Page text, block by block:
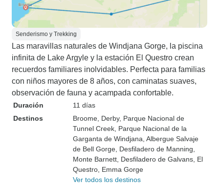
Senderismo y Trekking
Las maravillas naturales de Windjana Gorge, la piscina
infinita de Lake Argyle y la estación El Questro crean
recuerdos familiares inolvidables. Perfecta para familias
con niños mayores de 8 años, con caminatas suaves,
observación de fauna y acampada confortable.
Duración
11 días
Destinos
Broome , Derby, Parque Nacional de
Tunnel Creek , Parque Nacional de la
Garganta de Windjana , Albergue Salvaje
de Bell Gorge , Desfiladero de Manning
Monte Barnett , Desfiladero de Galvans , El
Questro , Emma Gorge
Ver todos los destinos